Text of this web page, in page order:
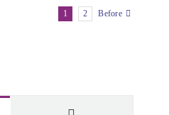
1 2 Before